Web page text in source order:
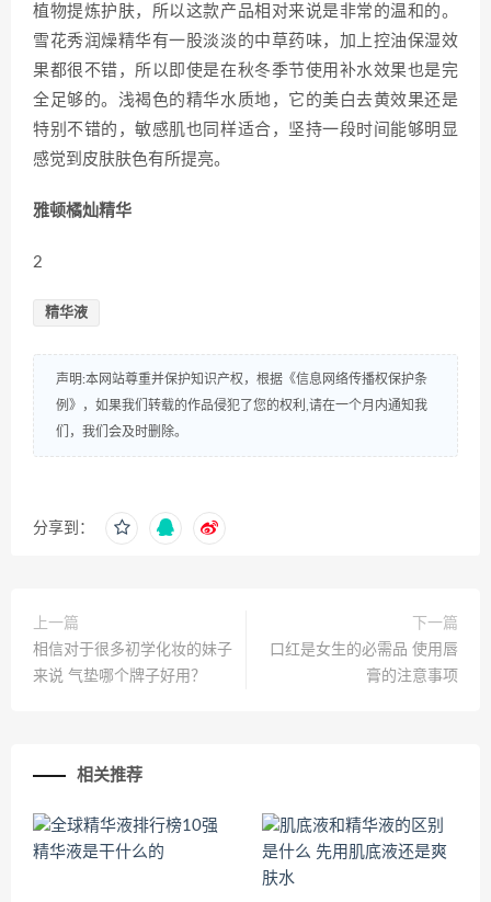
植物提炼护肤，所以这款产品相对来说是非常的温和的。
雪花秀润燥精华有一股淡淡的中草药味，加上控油保湿效
果都很不错，所以即使是在秋冬季节使用补水效果也是完
全足够的。浅褐色的精华水质地，它的美白去黄效果还是
特别不错的，敏感肌也同样适合，坚持一段时间能够明显
感觉到皮肤肤色有所提亮。
雅顿橘灿精华
2
精华液
声明:本网站尊重并保护知识产权，根据《信息网络传播权保护条
例》，如果我们转载的作品侵犯了您的权利,请在一个月内通知我
们，我们会及时删除。
分享到：
上一篇
相信对于很多初学化妆的妹子
来说 气垫哪个牌子好用？
下一篇
口红是女生的必需品 使用唇
膏的注意事项
相关推荐